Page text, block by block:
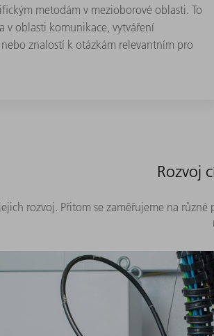
metodám v mezioborové oblasti. To
v oblasti komunikace, vytváření
znalostí k otázkám relevantním pro
Rozvoj
rozvoj. Přitom se zaměřujeme na